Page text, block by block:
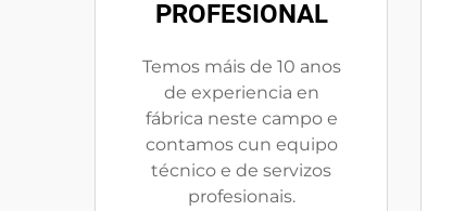
PROFESIONAL
Temos máis de 10 anos
de experiencia en
fábrica neste campo e
contamos cun equipo
técnico e de servizos
profesionais.